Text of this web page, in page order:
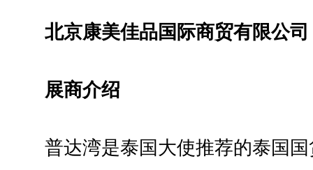
北京康美佳品国际商贸有限公司
展商介绍
普达湾是泰国大使推荐的泰国国